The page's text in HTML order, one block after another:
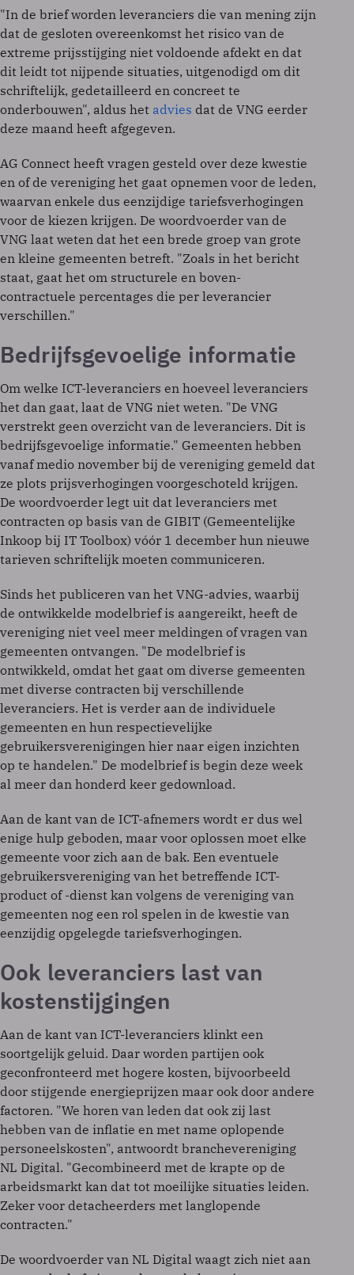
"In de brief worden leveranciers die van mening zijn
dat de gesloten overeenkomst het risico van de
extreme prijsstijging niet voldoende afdekt en dat
dit leidt tot nijpende situaties, uitgenodigd om dit
schriftelijk, gedetailleerd en concreet te
onderbouwen", aldus het advies dat de VNG eerder
deze maand heeft afgegeven.
AG Connect heeft vragen gesteld over deze kwestie
en of de vereniging het gaat opnemen voor de leden,
waarvan enkele dus eenzijdige tariefsverhogingen
voor de kiezen krijgen. De woordvoerder van de
VNG laat weten dat het een brede groep van grote
en kleine gemeenten betreft. "Zoals in het bericht
staat, gaat het om structurele en boven-
contractuele percentages die per leverancier
verschillen."
Bedrijfsgevoelige informatie
Om welke ICT-leveranciers en hoeveel leveranciers
het dan gaat, laat de VNG niet weten. "De VNG
verstrekt geen overzicht van de leveranciers. Dit is
bedrijfsgevoelige informatie." Gemeenten hebben
vanaf medio november bij de vereniging gemeld dat
ze plots prijsverhogingen voorgeschoteld krijgen.
De woordvoerder legt uit dat leveranciers met
contracten op basis van de GIBIT (Gemeentelijke
Inkoop bij IT Toolbox) vóór 1 december hun nieuwe
tarieven schriftelijk moeten communiceren.
Sinds het publiceren van het VNG-advies, waarbij
de ontwikkelde modelbrief is aangereikt, heeft de
vereniging niet veel meer meldingen of vragen van
gemeenten ontvangen. "De modelbrief is
ontwikkeld, omdat het gaat om diverse gemeenten
met diverse contracten bij verschillende
leveranciers. Het is verder aan de individuele
gemeenten en hun respectievelijke
gebruikersverenigingen hier naar eigen inzichten
op te handelen." De modelbrief is begin deze week
al meer dan honderd keer gedownload.
Aan de kant van de ICT-afnemers wordt er dus wel
enige hulp geboden, maar voor oplossen moet elke
gemeente voor zich aan de bak. Een eventuele
gebruikersvereniging van het betreffende ICT-
product of -dienst kan volgens de vereniging van
gemeenten nog een rol spelen in de kwestie van
eenzijdig opgelegde tariefsverhogingen.
Ook leveranciers last van
kostenstijgingen
Aan de kant van ICT-leveranciers klinkt een
soortgelijk geluid. Daar worden partijen ook
geconfronteerd met hogere kosten, bijvoorbeeld
door stijgende energieprijzen maar ook door andere
factoren. "We horen van leden dat ook zij last
hebben van de inflatie en met name oplopende
personeelskosten", antwoordt branchevereniging
NL Digital. "Gecombineerd met de krapte op de
arbeidsmarkt kan dat tot moeilijke situaties leiden.
Zeker voor detacheerders met langlopende
contracten."
De woordvoerder van NL Digital waagt zich niet aan